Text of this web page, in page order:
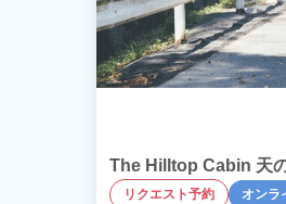
The Hilltop Cabin 天
リクエスト予約
オンラ